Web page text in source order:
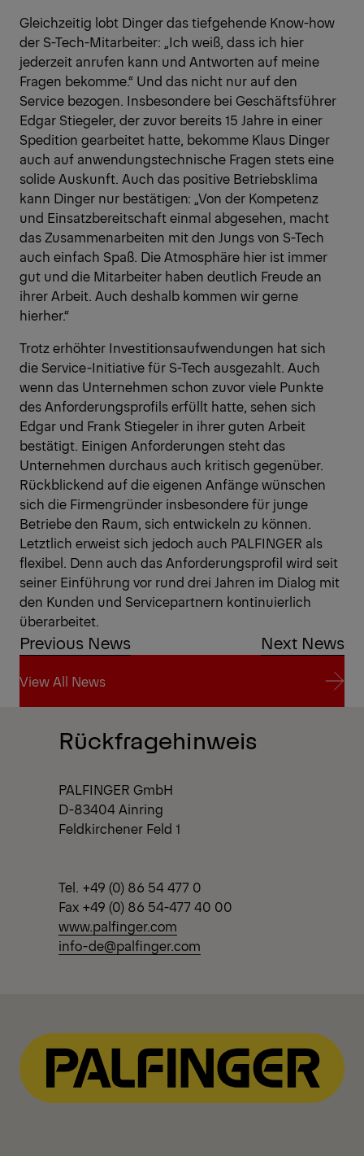
Gleichzeitig lobt Dinger das tiefgehende Know-how
der S-Tech-Mitarbeiter: „Ich weiß, dass ich hier
jederzeit anrufen kann und Antworten auf meine
Fragen bekomme.“ Und das nicht nur auf den
Service bezogen. Insbesondere bei Geschäftsführer
Edgar Stiegeler, der zuvor bereits 15 Jahre in einer
Spedition gearbeitet hatte, bekomme Klaus Dinger
auch auf anwendungstechnische Fragen stets eine
solide Auskunft. Auch das positive Betriebsklima
kann Dinger nur bestätigen: „Von der Kompetenz
und Einsatzbereitschaft einmal abgesehen, macht
das Zusammenarbeiten mit den Jungs von S-Tech
auch einfach Spaß. Die Atmosphäre hier ist immer
gut und die Mitarbeiter haben deutlich Freude an
ihrer Arbeit. Auch deshalb kommen wir gerne
hierher.“
Trotz erhöhter Investitionsaufwendungen hat sich
die Service-Initiative für S-Tech ausgezahlt. Auch
wenn das Unternehmen schon zuvor viele Punkte
des Anforderungsprofils erfüllt hatte, sehen sich
Edgar und Frank Stiegeler in ihrer guten Arbeit
bestätigt. Einigen Anforderungen steht das
Unternehmen durchaus auch kritisch gegenüber.
Rückblickend auf die eigenen Anfänge wünschen
sich die Firmengründer insbesondere für junge
Betriebe den Raum, sich entwickeln zu können.
Letztlich erweist sich jedoch auch PALFINGER als
flexibel. Denn auch das Anforderungsprofil wird seit
seiner Einführung vor rund drei Jahren im Dialog mit
den Kunden und Servicepartnern kontinuierlich
überarbeitet.
Previous News Next News
View All News
View All News
Rückfragehinweis
PALFINGER GmbH
D-83404 Ainring
Feldkirchener Feld 1
Tel. +49 (0) 86 54 477 0
Fax +49 (0) 86 54-477 40 00
www.palfinger.com
info-de@palfinger.com